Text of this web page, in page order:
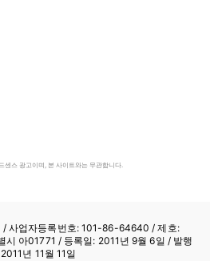
센스 광고이며, 본 사이트와는 무관합니다.
/사업자등록번호: 101-86-64640 / 제호:
시 아01771 / 등록일: 2011년 9월 6일 / 발행
년 11월 11일